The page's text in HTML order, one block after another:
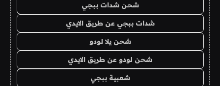
شحن شدات ببجي
شدات ببجي عن طريق الايدي
شحن يلا لودو
شحن لودو عن طريق الايدي
شعبية ببجي